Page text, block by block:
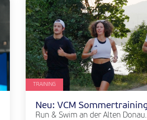
TRAINING
Neu: VCM
Run & Swim an der Alten Donau.